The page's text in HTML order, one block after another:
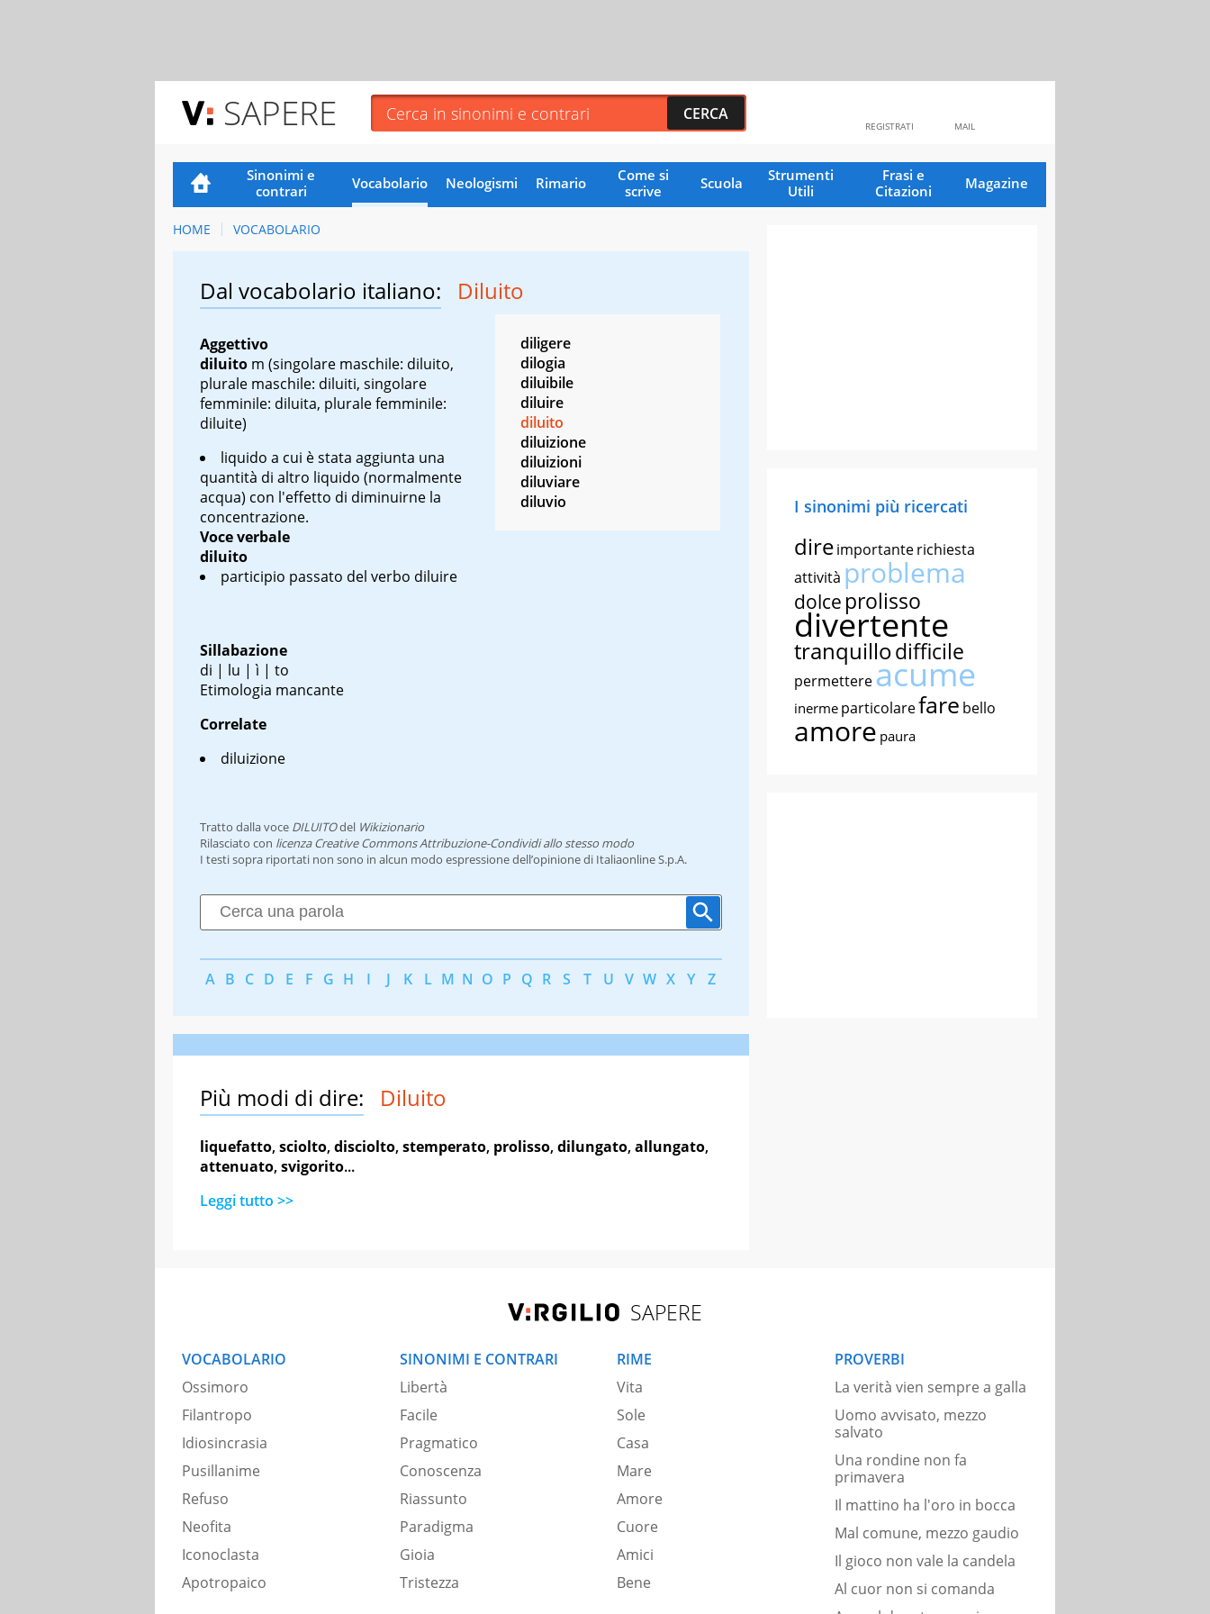
SAPERE MAIL
REGISTRATI
Sinonimi e
contrari
Vocabolario Neologismi Rimario
Come si
scrive
Scuola
Strumenti
Utili
Frasi e
Citazioni
Magazine
HOME VOCABOLARIO
Dal vocabolario italiano: Diluito
Aggettivo
diluito m (singolare maschile: diluito,
plurale maschile: diluiti, singolare
femminile: diluita, plurale femminile:
diluite)
liquido a cui è stata aggiunta una
quantità di altro liquido (normalmente
acqua) con l'effetto di diminuirne la
concentrazione.
Voce verbale
diluito
participio passato del verbo diluire
Sillabazione
di | lu | ì | to
Etimologia mancante
Correlate
diluizione
diligere
dilogia
diluibile
diluire
diluito
diluizione
diluizioni
diluviare
diluvio
Tratto dalla voce DILUITOdel Wikizionario
Rilasciato con licenza Creative Commons Attribuzione-Condividi allo stesso modo
I testi sopra riportati non sono in alcun modo espressione dell’opinione di Italiaonline S.p.A.
A B C D E F G H I J K L M N O P Q R S T U V W X Y Z
Più modi di dire: Diluito
liquefatto,sciolto,disciolto,stemperato, prolisso,dilungato,allungato,
attenuato,svigorito...
Leggi tutto >>
I sinonimi più ricercati
direimportanterichiesta
attività problema
dolce prolisso
divertente
tranquillodifficile
permettereacume
inerme particolarefare bello
amore paura
SAPERE
VOCABOLARIO
Ossimoro
Filantropo
Idiosincrasia
Pusillanime
Refuso
Neofita
Iconoclasta
Apotropaico
SINONIMI E CONTRARI
Libertà
Facile
Pragmatico
Conoscenza
Riassunto
Paradigma
Gioia
Tristezza
RIME
Vita
Sole
Casa
Mare
Amore
Cuore
Amici
Bene
PROVERBI
La verità vien sempre a galla
Uomo avvisato, mezzo
salvato
Una rondine non fa
primavera
Il mattino ha l'oro in bocca
Mal comune, mezzo gaudio
Il gioco non vale la candela
Al cuor non si comanda